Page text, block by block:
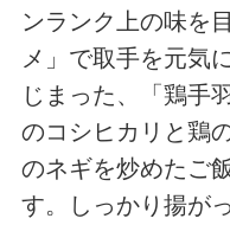
ンランク上の味を
メ」で取手を元気
じまった、「鶏手
のコシヒカリと鶏
のネギを炒めたご
す。しっかり揚が